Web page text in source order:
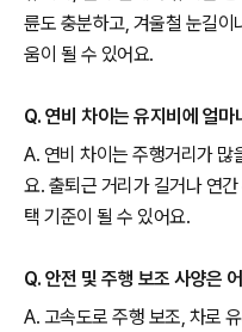
륜도 충분하고, 겨울철 눈길이
움이 될 수 있어요.
Q. 연비 차이는 유지비에 얼마
A. 연비 차이는 주행거리가 많
요. 출퇴근 거리가 길거나 연
택 기준이 될 수 있어요.
Q. 안전 및 주행 보조 사양은
A. 고속도로 주행 보조, 차로